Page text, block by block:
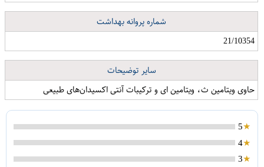
شماره پروانه بهداشت
21/10354
سایر توضیحات
حاوی ویتامین ث، ویتامین ای و ترکیبات آنتی اکسیدان‌های طبیعی
5
4
3